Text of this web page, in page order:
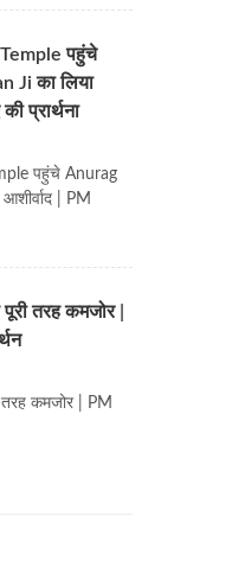
पहुंचे
Ji का लिया
प्रार्थना
पहुंचे Anurag
| PM
तरह कमजोर |
तरह कमजोर | PM